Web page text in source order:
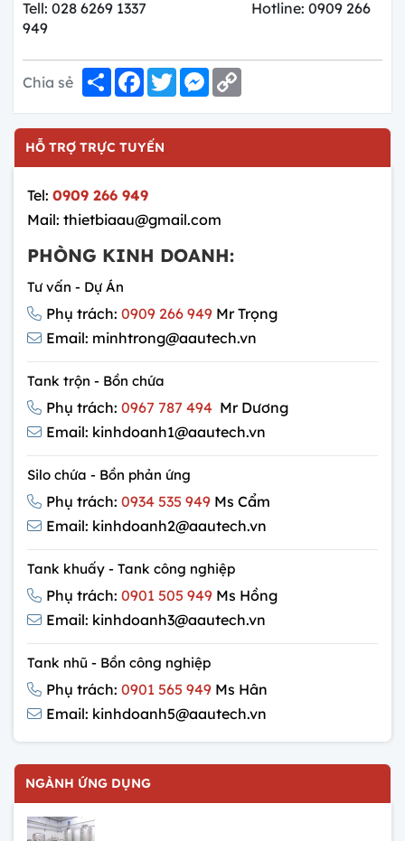
Tell: 028 6269 1337 Hotline: 0909 266
949
Chia sẻ ShareFacebook
TwitterMessenger
HỖ TRỢ TRỰC TUYẾN
Tel: 0909 266 949
Mail: thietbiaau@gmail.com
PHÒNG KINH DOANH:
Tư vấn - Dự Án
Phụ trách: 0909 266 949 Mr Trọng
Email: minhtrong@aautech.vn
Tank trộn - Bồn chứa
Phụ trách: 0967 787 494 Mr Dương
Email: kinhdoanh1@aautech.vn
Silo chứa - Bồn phản ứng
Phụ trách: 0934 535 949 Ms Cẩm
Email: kinhdoanh2@aautech.vn
Tank khuấy - Tank công nghiệp
Phụ trách: 0901 505 949 Ms Hồng
Email: kinhdoanh3@aautech.vn
Tank nhũ - Bồn công nghiệp
Phụ trách: 0901 565 949 Ms Hân
Email: kinhdoanh5@aautech.vn
NGÀNH ỨNG DỤNG